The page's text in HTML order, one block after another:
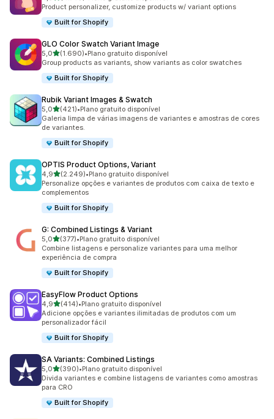
Product personalizer, customize products w/ variant options
Built for Shopify
GLO Color Swatch Variant Image
5,0de 5 estrelas
(1.690)
1690 avaliações ao todo
•Plano gratuito disponível
Group products as variants, show variants as color swatches
Built for Shopify
Rubik Variant Images & Swatch
5,0de 5 estrelas
(421)
421 avaliações ao todo
•Plano gratuito disponível
Galeria limpa de várias imagens de variantes e amostras de cores
de variantes.
Built for Shopify
OPTIS Product Options, Variant
4,9de 5 estrelas
(2.249)
2249 avaliações ao todo
•Plano gratuito disponível
Personalize opções e variantes de produtos com caixa de texto e
complementos
Built for Shopify
G: Combined Listings & Variant
5,0de 5 estrelas
(377)
377 avaliações ao todo
•Plano gratuito disponível
Combine listagens e personalize variantes para uma melhor
experiência de compra
Built for Shopify
EasyFlow Product Options
4,9de 5 estrelas
(414)
414 avaliações ao todo
•Plano gratuito disponível
Adicione opções e variantes ilimitadas de produtos com um
personalizador fácil
Built for Shopify
SA Variants: Combined Listings
5,0de 5 estrelas
(390)
390 avaliações ao todo
•Plano gratuito disponível
Divida variantes e combine listagens de variantes como amostras
para CRO
Built for Shopify